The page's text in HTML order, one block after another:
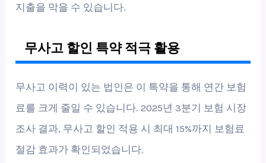
지출을 막을 수 있습니다.
무사고 할인 특약 적극 활용
무사고 이력이 있는 법인은 이 특약을 통해 연간 보험
료를 크게 줄일 수 있습니다. 2025년 3분기 보험 시장
조사 결과, 무사고 할인 적용 시 최대 15%까지 보험료
절감 효과가 확인되었습니다.